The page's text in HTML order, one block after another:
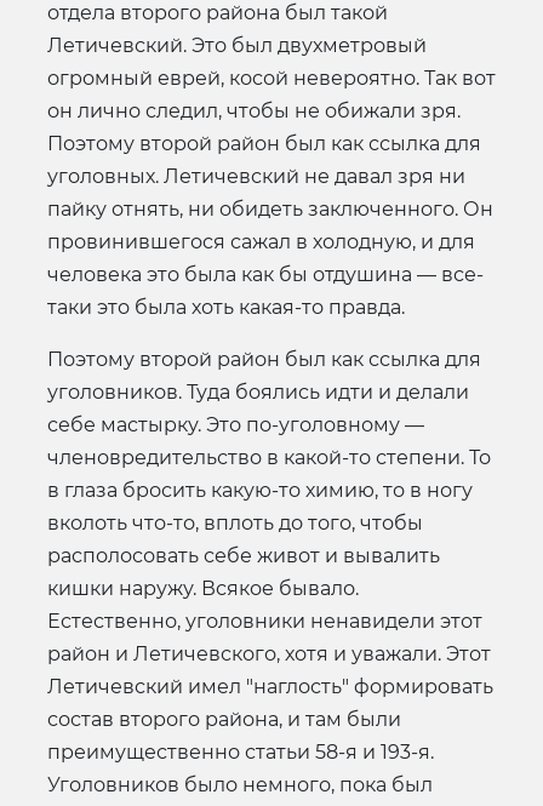
отдела второго района был такой
Летичевский. Это был двухметровый
огромный еврей, косой невероятно. Так вот
он лично следил, чтобы не обижали зря.
Поэтому второй район был как ссылка для
уголовных. Летичевский не давал зря ни
пайку отнять, ни обидеть заключенного. Он
провинившегося сажал в холодную, и для
человека это была как бы отдушина — все-
таки это была хоть какая-то правда.
Поэтому второй район был как ссылка для
уголовников. Туда боялись идти и делали
себе мастырку. Это по-уголовному —
членовредительство в какой-то степени. То
в глаза бросить какую-то химию, то в ногу
вколоть что-то, вплоть до того, чтобы
располосовать себе живот и вывалить
кишки наружу. Всякое бывало.
Естественно, уголовники ненавидели этот
район и Летичевского, хотя и уважали. Этот
Летичевский имел "наглость" формировать
состав второго района, и там были
преимущественно статьи 58-я и 193-я.
Уголовников было немного, пока был